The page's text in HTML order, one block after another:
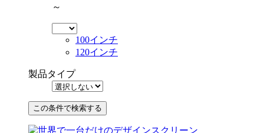
～
100インチ
120インチ
製品タイプ